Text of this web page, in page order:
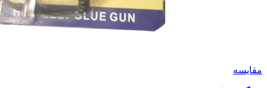
مقايسه